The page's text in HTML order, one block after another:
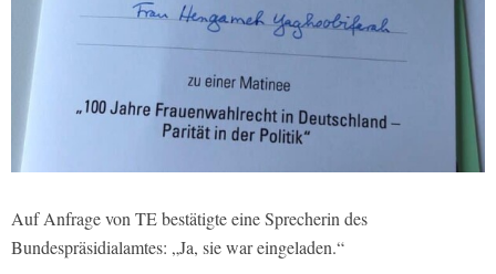
Auf Anfrage von TE bestätigte eine Sprecherin des
Bundespräsidialamtes: „Ja, sie war eingeladen.“